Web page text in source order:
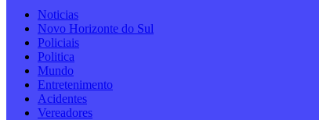
Noticias
Novo Horizonte do Sul
Policiais
Politica
Mundo
Entretenimento
Acidentes
Vereadores